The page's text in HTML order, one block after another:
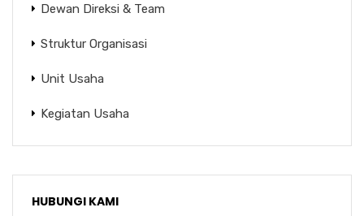
Dewan Direksi & Team
Struktur Organisasi
Unit Usaha
Kegiatan Usaha
HUBUNGI KAMI